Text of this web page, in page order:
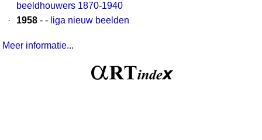
beeldhouwers 1870-1940
·
1958 - - liga nieuw beelden
Meer informatie...